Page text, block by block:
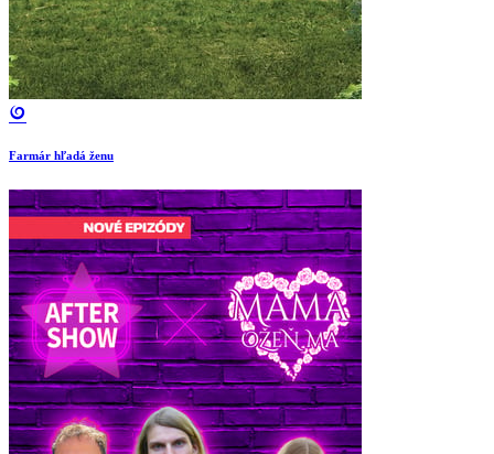
Farmár hľadá ženu